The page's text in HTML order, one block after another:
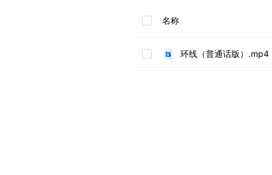
名称
环线（普通话版）.mp4